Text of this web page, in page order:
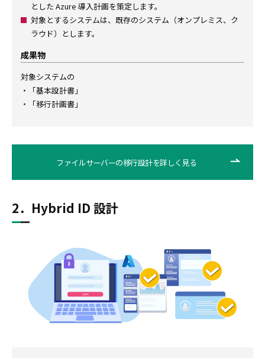
とした Azure 導入計画を策定します。
対象とするシステムは、既存のシステム（オンプレミス、ク
ラウド）とします。
成果物
対象システムの
・「基本設計書」
・「移行計画書」
ファイルサーバーの移行設計を詳しく見る
2．Hybrid ID 設計